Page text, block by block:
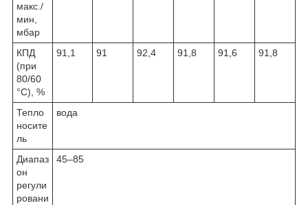
макс./
мин,
мбар
КПД
(при
80/60
°C), %
91,1 91 92,4 91,8 91,6 91,8
Тепло
носите
ль
вода
Диапаз
он
регули
ровани
45–85